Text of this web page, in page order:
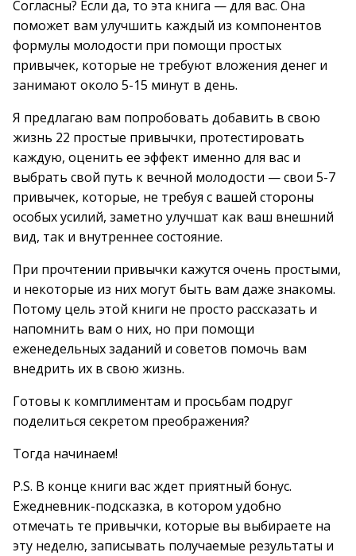
Согласны? Если да, то эта книга — для вас. Она
поможет вам улучшить каждый из компонентов
формулы молодости при помощи простых
привычек, которые не требуют вложения денег и
занимают около 5-15 минут в день.
Я предлагаю вам попробовать добавить в свою
жизнь 22 простые привычки, протестировать
каждую, оценить ее эффект именно для вас и
выбрать свой путь к вечной молодости — свои 5-7
привычек, которые, не требуя с вашей стороны
особых усилий, заметно улучшат как ваш внешний
вид, так и внутреннее состояние.
При прочтении привычки кажутся очень простыми,
и некоторые из них могут быть вам даже знакомы.
Потому цель этой книги не просто рассказать и
напомнить вам о них, но при помощи
еженедельных заданий и советов помочь вам
внедрить их в свою жизнь.
Готовы к комплиментам и просьбам подруг
поделиться секретом преображения?
Тогда начинаем!
P.S. В конце книги вас ждет приятный бонус.
Ежедневник-подсказка, в котором удобно
отмечать те привычки, которые вы выбираете на
эту неделю, записывать получаемые результаты и